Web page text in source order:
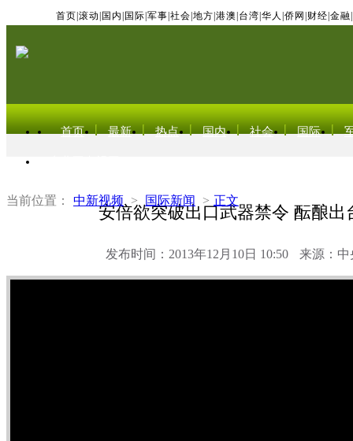
首页 滚动 国内 国际 军事 社会 地方 港澳 台湾 华人 侨网 财经 金融
首页 最新 热点 国内 社会 国际
当前位置： 中新视频 > 国际新闻 > 正文
安倍欲突破出口武器禁令 酝酿出
发布时间：2013年12月10日 10:50 来源：中